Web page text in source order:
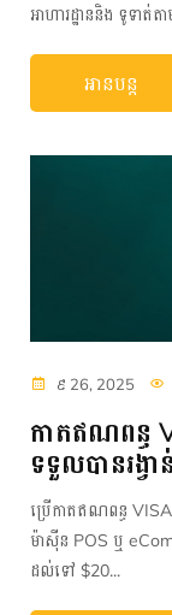
អាហារដ្ឋាននិង ទូទាត់
អានបន្ត
៩ 26, 2025
កាតឥណពន្ធ
ទទួលបានរង្វ
ប្រើកាតឥណពន្ធ
ម៉ាស៊ីន POS ឬ
ដល់ទៅ $20...